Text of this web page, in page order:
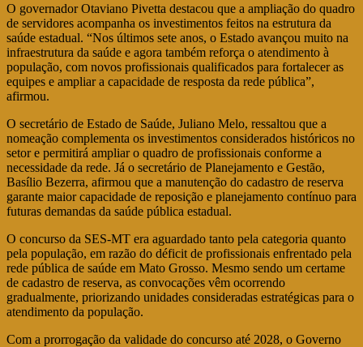
O governador Otaviano Pivetta destacou que a ampliação do quadro
de servidores acompanha os investimentos feitos na estrutura da
saúde estadual. “Nos últimos sete anos, o Estado avançou muito na
infraestrutura da saúde e agora também reforça o atendimento à
população, com novos profissionais qualificados para fortalecer as
equipes e ampliar a capacidade de resposta da rede pública”,
afirmou.
O secretário de Estado de Saúde, Juliano Melo, ressaltou que a
nomeação complementa os investimentos considerados históricos no
setor e permitirá ampliar o quadro de profissionais conforme a
necessidade da rede. Já o secretário de Planejamento e Gestão,
Basílio Bezerra, afirmou que a manutenção do cadastro de reserva
garante maior capacidade de reposição e planejamento contínuo para
futuras demandas da saúde pública estadual.
O concurso da SES-MT era aguardado tanto pela categoria quanto
pela população, em razão do déficit de profissionais enfrentado pela
rede pública de saúde em Mato Grosso. Mesmo sendo um certame
de cadastro de reserva, as convocações vêm ocorrendo
gradualmente, priorizando unidades consideradas estratégicas para o
atendimento da população.
Com a prorrogação da validade do concurso até 2028, o Governo